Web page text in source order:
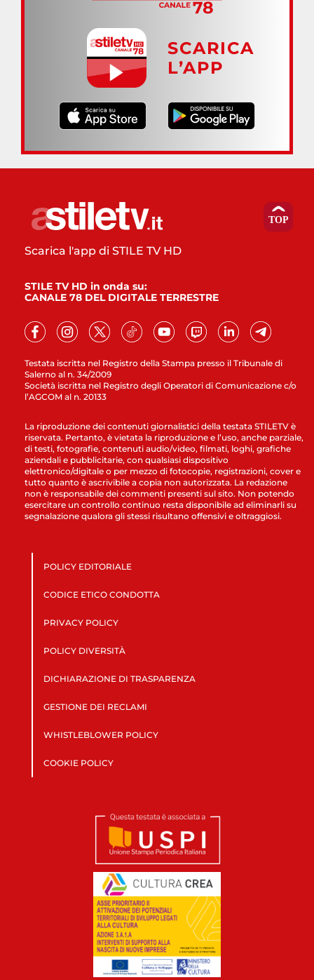
SCARICA
L’APP
Testata iscritta nel Registro della Stampa presso il Tribunale di
Salerno al n. 34/2009
Società iscritta nel Registro degli Operatori di Comunicazione c/o
l’AGCOM al n. 20133
Scarica l'app di STILE TV HD
STILE TV HD in onda su:
CANALE 78 DEL DIGITALE TERRESTRE
La riproduzione dei contenuti giornalistici della testata STILETV è
riservata. Pertanto, è vietata la riproduzione e l’uso, anche parziale,
di testi, fotografie, contenuti audio/video, filmati, loghi, grafiche
aziendali e pubblicitarie, con qualsiasi dispositivo
elettronico/digitale o per mezzo di fotocopie, registrazioni, cover e
tutto quanto è ascrivibile a copia non autorizzata. La redazione
non è responsabile dei commenti presenti sul sito. Non potendo
esercitare un controllo continuo resta disponibile ad eliminarli su
segnalazione qualora gli stessi risultano offensivi e oltraggiosi.
POLICY EDITORIALE
CODICE ETICO CONDOTTA
PRIVACY POLICY
POLICY DIVERSITÀ
DICHIARAZIONE DI TRASPARENZA
GESTIONE DEI RECLAMI
WHISTLEBLOWER POLICY
COOKIE POLICY